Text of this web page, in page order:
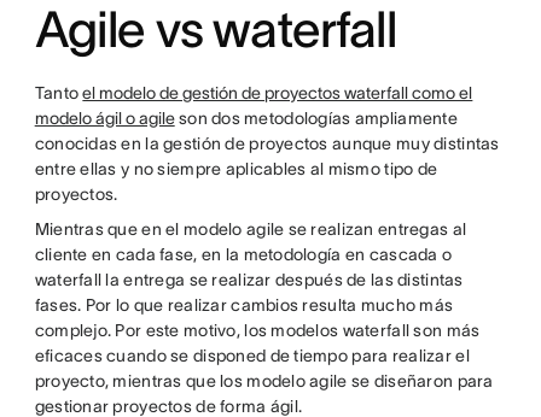
Agile vs waterfall
Tantoel modelo de gestión de proyectos waterfall como el
modelo ágil o agileson dos metodologías ampliamente
conocidas en la gestión de proyectos aunque muy distintas
entre ellas y no siempre aplicables al mismo tipo de
proyectos.
Mientras que en el modelo agile se realizan entregas al
cliente en cada fase, en la metodología en cascada o
waterfall la entrega se realizar después de las distintas
fases. Por lo que realizar cambios resulta mucho más
complejo. Por este motivo, los modelos waterfall son más
eficaces cuando se disponed de tiempo para realizar el
proyecto, mientras que los modelo agile se diseñaron para
gestionar proyectos de forma ágil.